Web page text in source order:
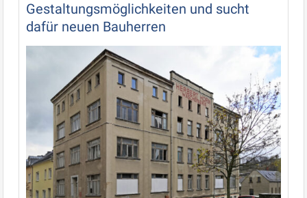
Gestaltungsmöglichkeiten und sucht
dafür neuen Bauherren